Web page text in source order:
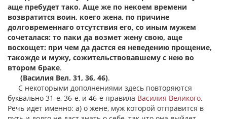
аще пребудет тако. Аще же по некоем времени
возвратится воин, коего жена, по причине
долговременнаго отсутствия его, со иным мужем
сочеталася: то паки да возмет жену свою, аще
восхощет: при чем да дастся ея неведению прощение,
такожде и мужу, сожительствовавшему с нею во
втором браке.
(Василия Вел. 31, 36, 46).
С некоторыми дополнениями здесь повторяются
буквально 31-е, 36-е, и 46-е правила Василия Великого.
Речь идет именно: а) о жене, муж которой отправится в